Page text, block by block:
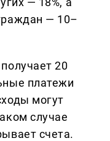
— 10–
20
платежи
могут
случае
счета.